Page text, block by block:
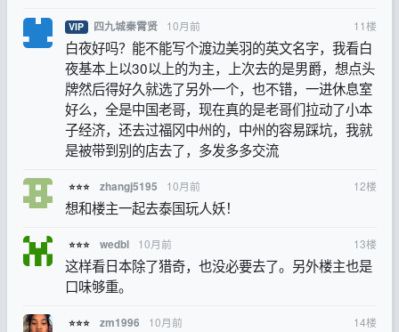
VIP 四九城秦霄贤 10月前 11楼
白夜好吗？能不能写个渡边美羽的英文名字，我看白
夜基本上以30以上的为主，上次去的是男爵，想点头
牌然后得好久就选了另外一个，也不错，一进休息室
好么，全是中国老哥，现在真的是老哥们拉动了小本
子经济，还去过福冈中州的，中州的容易踩坑，我就
是被带到别的店去了，多发多多交流
⭐⭐⭐ zhangj5195 10月前 12楼
想和楼主一起去泰国玩人妖！
⭐⭐⭐ wedbl 10月前 13楼
这样看日本除了猎奇，也没必要去了。另外楼主也是
口味够重。
⭐⭐⭐ zm1996 10月前 14楼